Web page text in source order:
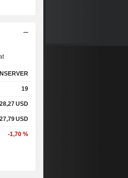
19
28,27USD
27,79USD
-1,70 %